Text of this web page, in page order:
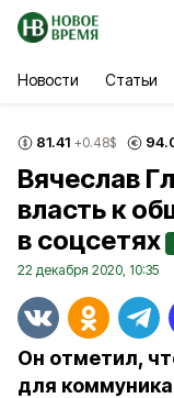
Новости Статьи
81.41 +0.48$
Вячеслав
власть к
в соцсетях
22 декабря 2020, 10:35
Он отметил,
для